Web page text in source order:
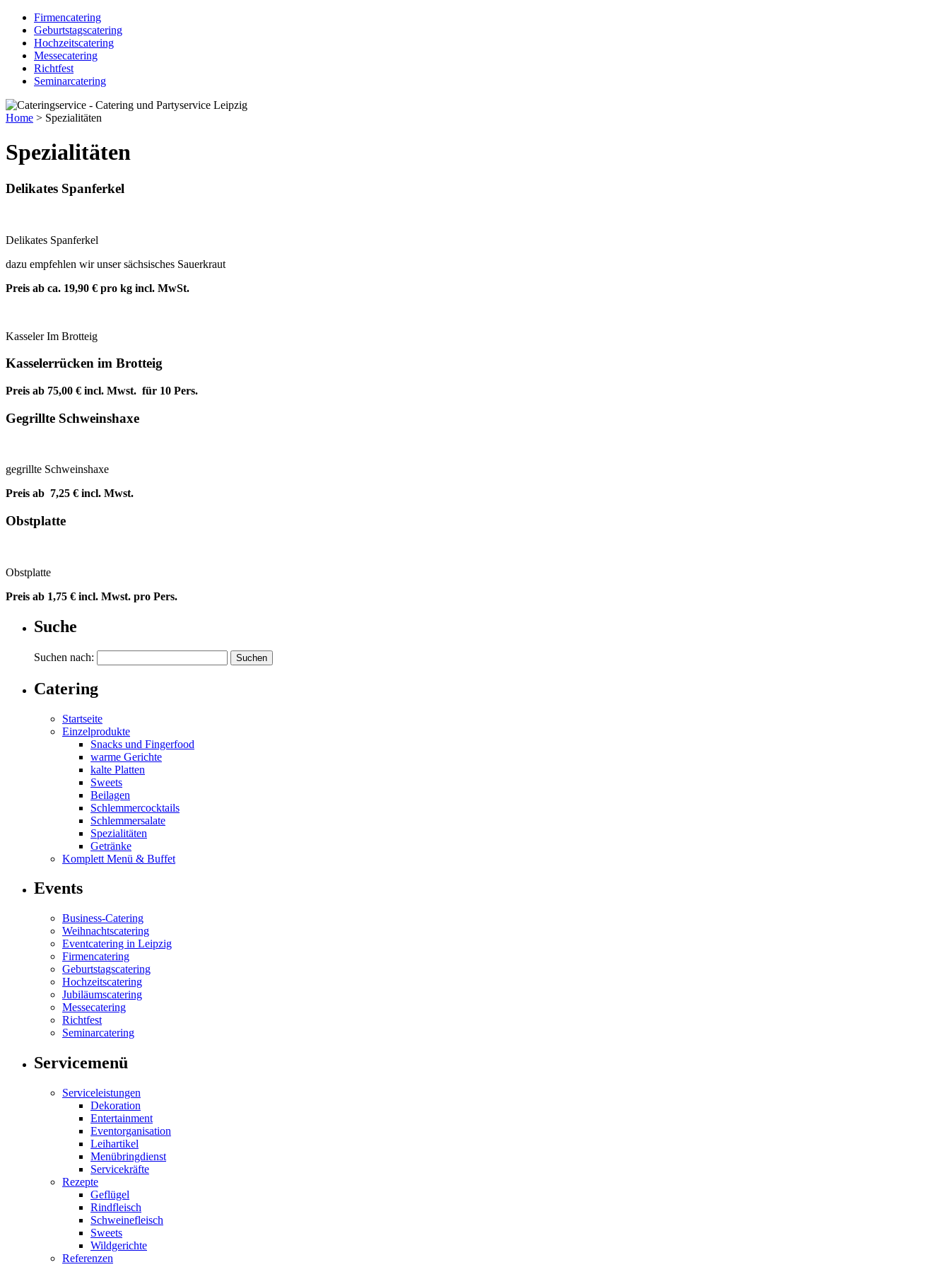
Firmencatering
Geburtstagscatering
Hochzeitscatering
Messecatering
Richtfest
Seminarcatering
Home > Spezialitäten
Spezialitäten
Delikates Spanferkel
Delikates Spanferkel
dazu empfehlen wir unser sächsisches Sauerkraut
Preis ab ca. 19,90 € pro kg incl. MwSt.
Kasseler Im Brotteig
Kasselerrücken im Brotteig
Preis ab 75,00 € incl. Mwst. für 10 Pers.
Gegrillte Schweinshaxe
gegrillte Schweinshaxe
Preis ab 7,25 € incl. Mwst.
Obstplatte
Obstplatte
Preis ab 1,75 € incl. Mwst. pro Pers.
Suche
Suchen nach:
Catering
Startseite
Einzelprodukte
Snacks und Fingerfood
warme Gerichte
kalte Platten
Sweets
Beilagen
Schlemmercocktails
Schlemmersalate
Spezialitäten
Getränke
Komplett Menü & Buffet
Events
Business-Catering
Weihnachtscatering
Eventcatering in Leipzig
Firmencatering
Geburtstagscatering
Hochzeitscatering
Jubiläumscatering
Messecatering
Richtfest
Seminarcatering
Servicemenü
Serviceleistungen
Dekoration
Entertainment
Eventorganisation
Leihartikel
Menübringdienst
Servicekräfte
Rezepte
Geflügel
Rindfleisch
Schweinefleisch
Sweets
Wildgerichte
Referenzen